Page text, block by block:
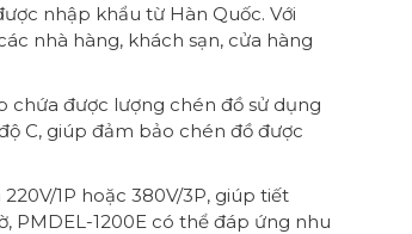
nhập khẩu từ Hàn Quốc. Với
nhà hàng, khách sạn, cửa hàng
chứa được lượng chén đồ sử dụng
C, giúp đảm bảo chén đồ được
1P hoặc 380V/3P, giúp tiết
PMDEL-1200E có thể đáp ứng nhu